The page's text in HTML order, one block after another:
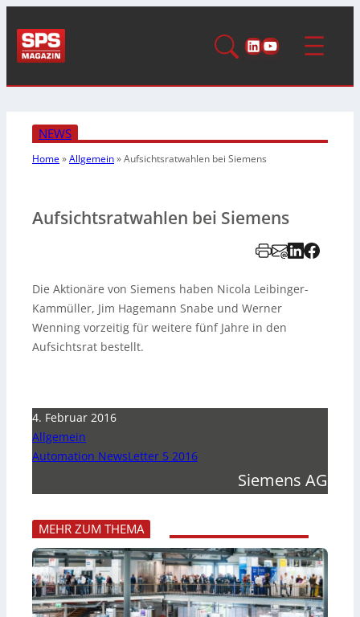
LinkedIn
YouTube
NEWS
Home»Allgemein»Aufsichtsratwahlen bei Siemens
Aufsichtsratwahlen bei Siemens
Die Aktionäre von Siemens haben Nicola Leibinger-
Kammüller, Jim Hagemann Snabe und Werner
Wenning vorzeitig für weitere fünf Jahre in den
Aufsichtsrat bestellt.
4. Februar 2016
Allgemein
Automation NewsLetter 5 2016
Siemens AG
MEHR ZUM THEMA